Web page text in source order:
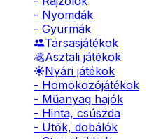
- Nyomdák
- Gyurmák
Társasjátékok
Asztali játékok
Nyári játékok
- Homokozójátékok
- Műanyag hajók
- Hinta, csúszda
- Ütők, dobálók